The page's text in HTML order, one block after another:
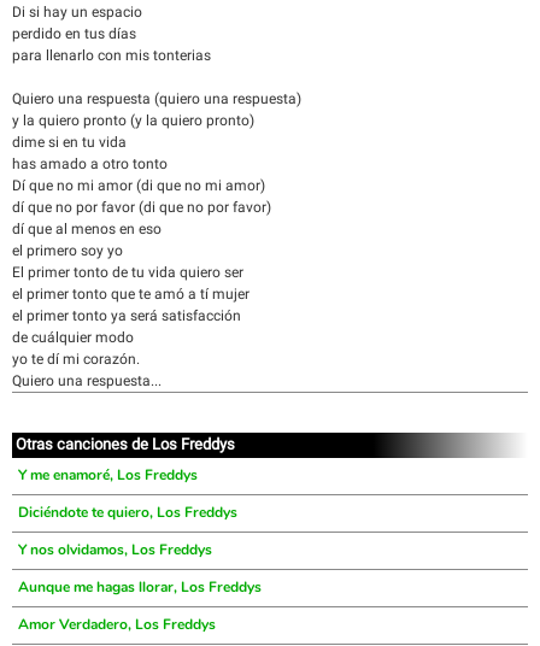
Di si hay un espacio
perdido en tus días
para llenarlo con mis tonterias
Quiero una respuesta (quiero una respuesta)
y la quiero pronto (y la quiero pronto)
dime si en tu vida
has amado a otro tonto
Dí que no mi amor (di que no mi amor)
dí que no por favor (di que no por favor)
dí que al menos en eso
el primero soy yo
El primer tonto de tu vida quiero ser
el primer tonto que te amó a tí mujer
el primer tonto ya será satisfacción
de cuálquier modo
yo te dí mi corazón.
Quiero una respuesta...
Otras canciones de Los Freddys
Y me enamoré, Los Freddys
Diciéndote te quiero, Los Freddys
Y nos olvidamos, Los Freddys
Aunque me hagas llorar, Los Freddys
Amor Verdadero, Los Freddys